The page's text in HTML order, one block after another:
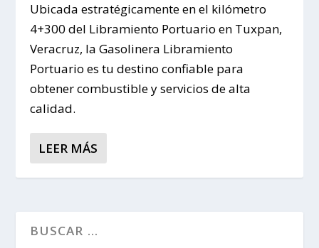
Ubicada estratégicamente en el kilómetro
4+300 del Libramiento Portuario en Tuxpan,
Veracruz, la Gasolinera Libramiento
Portuario es tu destino confiable para
obtener combustible y servicios de alta
calidad.
LEER MÁS